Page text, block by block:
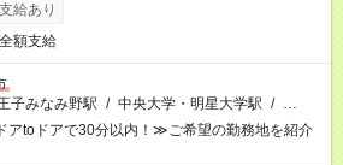
給あり
額支給
子みなみ野駅 / 中央大学・明星大学駅 / …
アtoドアで30分以内！≫ご希望の勤務地を紹介